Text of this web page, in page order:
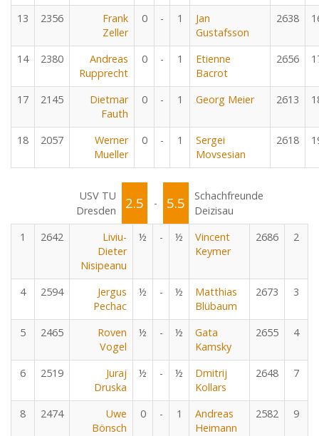
13 2356
Frank
Zeller
0 - 1
Jan
Gustafsson
2638
14 2380
Andreas
Rupprecht
0 - 1
Etienne
Bacrot
2656
17 2145
Dietmar
Fauth
0 - 1 Georg Meier 2613
18 2057
Werner
Mueller
0 - 1
Sergei
Movsesian
2618
USV TU
Dresden
2.5 - 5.5
Schachfreunde
Deizisau
1
2642
Liviu-
Dieter
Nisipeanu
½ - ½
Vincent
Keymer
2686 2
4 2594
Jergus
Pechac
½ - ½
Matthias
Blübaum
2673 3
5 2465
Roven
Vogel
½ - ½
Gata
Kamsky
2655 4
6 2519
Juraj
Druska
½ - ½
Dmitrij
Kollars
2648 7
8 2474
Uwe
Bönsch
0 - 1
Andreas
Heimann
2582 9